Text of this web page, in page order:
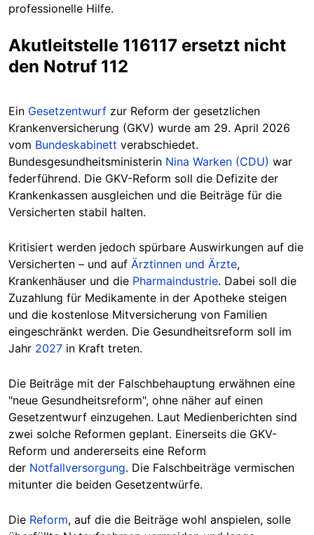
professionelle Hilfe.
Akutleitstelle 116117 ersetzt nicht
den Notruf 112
Ein Gesetzentwurf zur Reform der gesetzlichen
Krankenversicherung (GKV) wurde am 29. April 2026
vom Bundeskabinett verabschiedet.
Bundesgesundheitsministerin Nina Warken (CDU) war
federführend. Die GKV-Reform soll die Defizite der
Krankenkassen ausgleichen und die Beiträge für die
Versicherten stabil halten.
Kritisiert werden jedoch spürbare Auswirkungen auf die
Versicherten – und auf Ärztinnen und Ärzte,
Krankenhäuser und die Pharmaindustrie. Dabei soll die
Zuzahlung für Medikamente in der Apotheke steigen
und die kostenlose Mitversicherung von Familien
eingeschränkt werden. Die Gesundheitsreform soll im
Jahr 2027 in Kraft treten.
Die Beiträge mit der Falschbehauptung erwähnen eine
"neue Gesundheitsreform", ohne näher auf einen
Gesetzentwurf einzugehen. Laut Medienberichten sind
zwei solche Reformen geplant. Einerseits die GKV-
Reform und andererseits eine Reform
der Notfallversorgung. Die Falschbeiträge vermischen
mitunter die beiden Gesetzentwürfe.
Die Reform, auf die die Beiträge wohl anspielen, solle